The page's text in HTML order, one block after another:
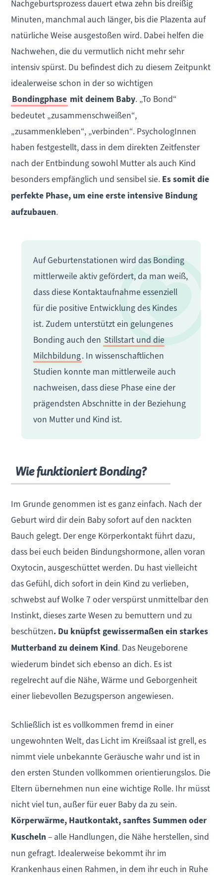
Nachgeburtsprozess dauert etwa zehn bis dreißig
Minuten, manchmal auch länger, bis die Plazenta auf
natürliche Weise ausgestoßen wird. Dabei helfen die
Nachwehen, die du vermutlich nicht mehr sehr
intensiv spürst. Du befindest dich zu diesem Zeitpunkt
idealerweise schon in der so wichtigen
Bondingphase mit deinem Baby. „To Bond“
bedeutet „zusammenschweißen“,
„zusammenkleben“, „verbinden“. PsychologInnen
haben festgestellt, dass in dem direkten Zeitfenster
nach der Entbindung sowohl Mutter als auch Kind
besonders empfänglich und sensibel sie. Es somit die
perfekte Phase, um eine erste intensive Bindung
aufzubauen.
Auf Geburtenstationen wird das Bonding
mittlerweile aktiv gefördert, da man weiß,
dass diese Kontaktaufnahme essenziell
für die positive Entwicklung des Kindes
ist. Zudem unterstützt ein gelungenes
Bonding auch den Stillstart und die
Milchbildung. In wissenschaftlichen
Studien konnte man mittlerweile auch
nachweisen, dass diese Phase eine der
prägendsten Abschnitte in der Beziehung
von Mutter und Kind ist.
Wie funktioniert Bonding?
Im Grunde genommen ist es ganz einfach. Nach der
Geburt wird dir dein Baby sofort auf den nackten
Bauch gelegt. Der enge Körperkontakt führt dazu,
dass bei euch beiden Bindungshormone, allen voran
Oxytocin, ausgeschüttet werden. Du hast vielleicht
das Gefühl, dich sofort in dein Kind zu verlieben,
schwebst auf Wolke 7 oder verspürst unmittelbar den
Instinkt, dieses zarte Wesen zu bemuttern und zu
beschützen. Du knüpfst gewissermaßen ein starkes
Mutterband zu deinem Kind. Das Neugeborene
wiederum bindet sich ebenso an dich. Es ist
regelrecht auf die Nähe, Wärme und Geborgenheit
einer liebevollen Bezugsperson angewiesen.
Schließlich ist es vollkommen fremd in einer
ungewohnten Welt, das Licht im Kreißsaal ist grell, es
nimmt viele unbekannte Geräusche wahr und ist in
den ersten Stunden vollkommen orientierungslos. Die
Eltern übernehmen nun eine wichtige Rolle. Ihr müsst
nicht viel tun, außer für euer Baby da zu sein.
Körperwärme, Hautkontakt, sanftes Summen oder
Kuscheln – alle Handlungen, die Nähe herstellen, sind
nun gefragt. Idealerweise bekommt ihr im
Krankenhaus einen Rahmen, in dem ihr euch in Ruhe